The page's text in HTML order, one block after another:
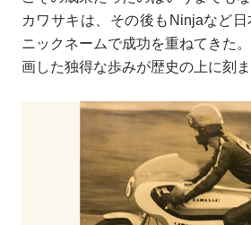
カワサキは、その後もNinjaなど
ニックネームで成功を重ねてきた
画した独得な歩みが歴史の上に刻ま